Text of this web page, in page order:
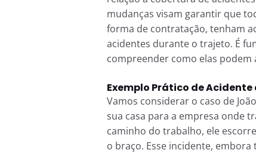
mudanças visam garantir que
forma de contratação, tenham
acidentes durante o trajeto. É
compreender como elas podem
Exemplo Prático de
Vamos considerar o caso de
sua casa para a empresa onde
caminho do trabalho, ele
o braço. Esse incidente,